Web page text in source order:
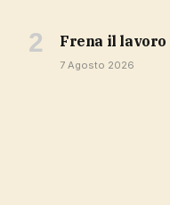
Frena il
7 Agosto 2026